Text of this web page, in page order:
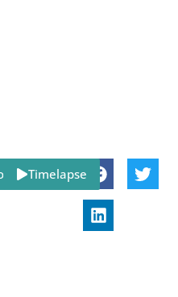
Share:
Timelapse